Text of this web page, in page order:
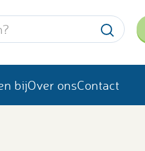
bijOver onsContact